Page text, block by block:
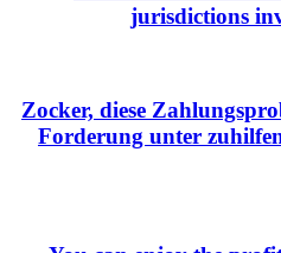
jurisdictions
Zocker, diese
Forderung unter